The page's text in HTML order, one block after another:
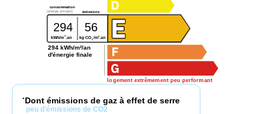
logement extrêmement peu performant
consommation
émissions
(énergie primaire)
294 56
kWh/m2.an kg CO2/m2 .an
294 kWh/m²/an
d'énergie finale
* Dont émissions de gaz à effet de serre
peu d'émissions de CO2